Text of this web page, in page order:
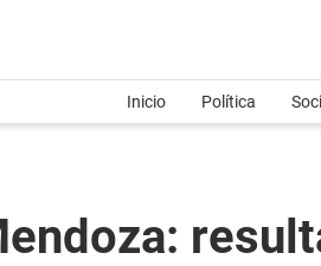
Inicio Política